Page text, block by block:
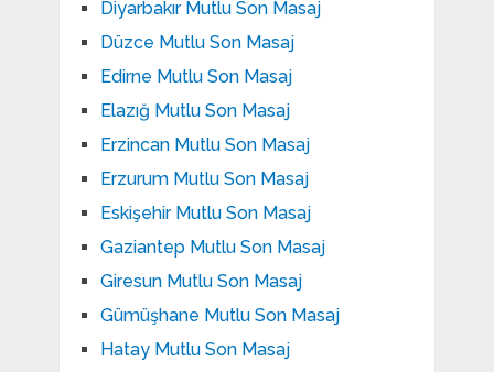
Diyarbakır Mutlu Son Masaj
Düzce Mutlu Son Masaj
Edirne Mutlu Son Masaj
Elazığ Mutlu Son Masaj
Erzincan Mutlu Son Masaj
Erzurum Mutlu Son Masaj
Eskişehir Mutlu Son Masaj
Gaziantep Mutlu Son Masaj
Giresun Mutlu Son Masaj
Gümüşhane Mutlu Son Masaj
Hatay Mutlu Son Masaj